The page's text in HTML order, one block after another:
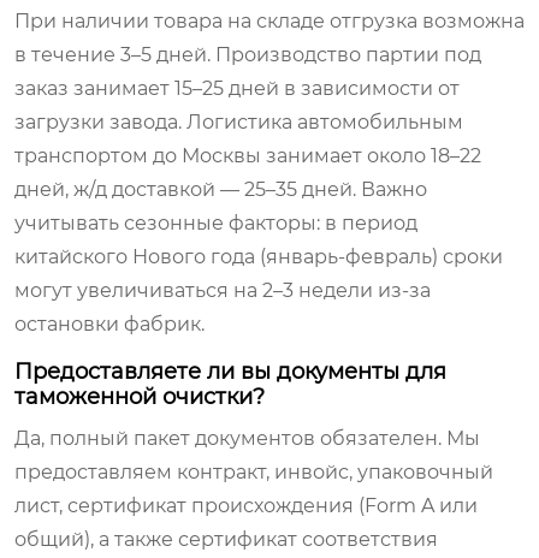
При наличии товара на складе отгрузка возможна
в течение 3–5 дней. Производство партии под
заказ занимает 15–25 дней в зависимости от
загрузки завода. Логистика автомобильным
транспортом до Москвы занимает около 18–22
дней, ж/д доставкой — 25–35 дней. Важно
учитывать сезонные факторы: в период
китайского Нового года (январь-февраль) сроки
могут увеличиваться на 2–3 недели из-за
остановки фабрик.
Предоставляете ли вы документы для
таможенной очистки?
Да, полный пакет документов обязателен. Мы
предоставляем контракт, инвойс, упаковочный
лист, сертификат происхождения (Form A или
общий), а также сертификат соответствия